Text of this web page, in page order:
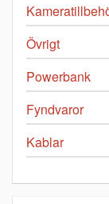
Övrigt
Powerbank
Fyndvaror
Kablar